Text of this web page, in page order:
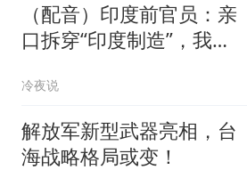
（配音）印度前官员：亲
口拆穿“印度制造”，我们
正的工业制造
冷夜说
解放军新型武器亮相，台
海战略格局或变！